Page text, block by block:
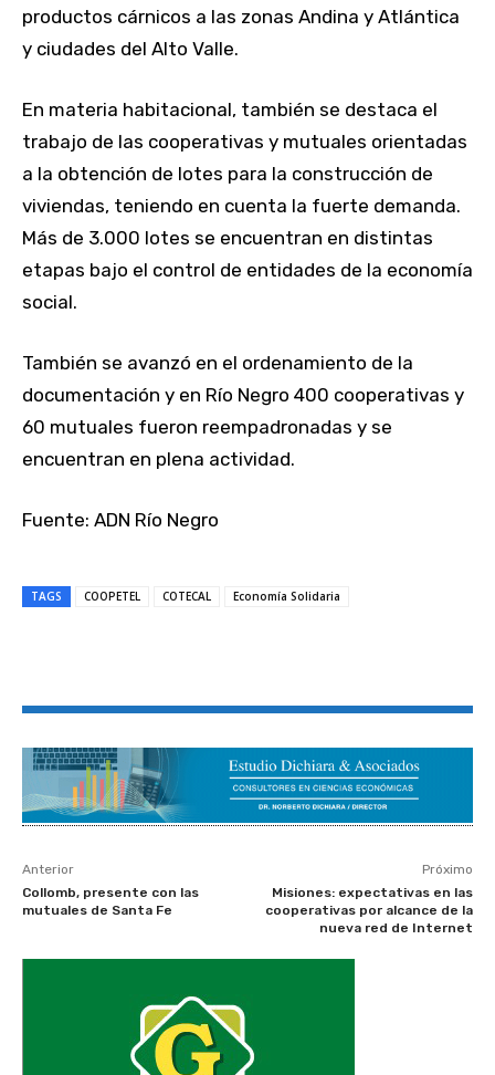
productos cárnicos a las zonas Andina y Atlántica
y ciudades del Alto Valle.
En materia habitacional, también se destaca el
trabajo de las cooperativas y mutuales orientadas
a la obtención de lotes para la construcción de
viviendas, teniendo en cuenta la fuerte demanda.
Más de 3.000 lotes se encuentran en distintas
etapas bajo el control de entidades de la economía
social.
También se avanzó en el ordenamiento de la
documentación y en Río Negro 400 cooperativas y
60 mutuales fueron reempadronadas y se
encuentran en plena actividad.
Fuente: ADN Río Negro
TAGS COOPETEL COTECAL Economía Solidaria
Anterior
Collomb, presente con las
mutuales de Santa Fe
Próximo
Misiones: expectativas en las
cooperativas por alcance de la
nueva red de Internet